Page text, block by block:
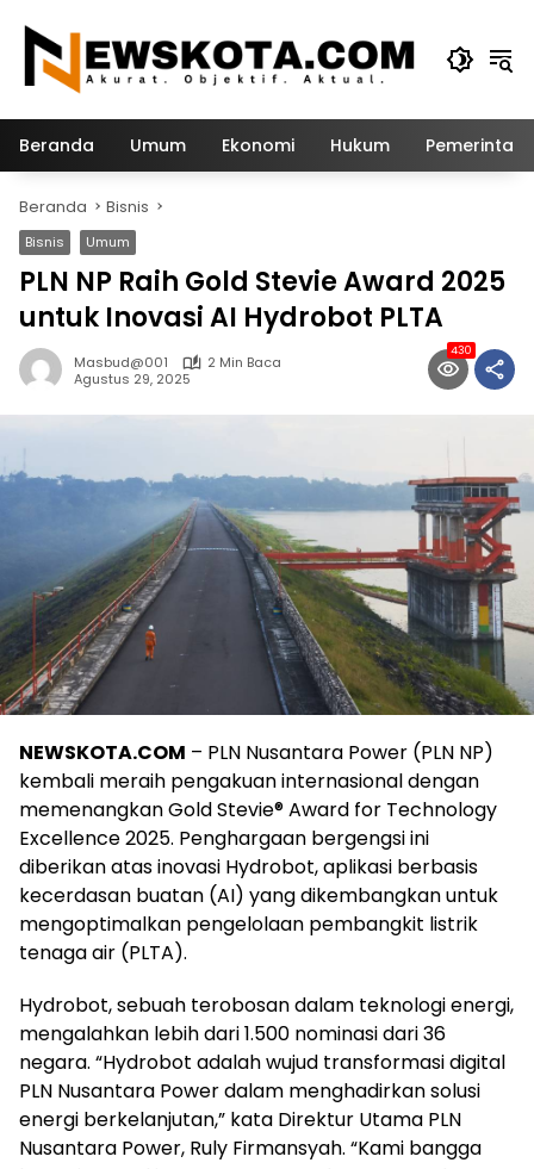
konten
Beranda Umum Ekonomi Hukum
Beranda Bisnis
Bisnis Umum
PLN NP Raih Gold Stevie Award 2025
untuk Inovasi AI Hydrobot PLTA
Masbud@001
2 Min Baca
Agustus 29, 2025
430
NEWSKOTA.COM – PLN Nusantara Power (PLN NP)
kembali meraih pengakuan internasional dengan
memenangkan Gold Stevie® Award for Technology
Excellence 2025. Penghargaan bergengsi ini
diberikan atas inovasi Hydrobot, aplikasi berbasis
kecerdasan buatan (AI) yang dikembangkan untuk
mengoptimalkan pengelolaan pembangkit listrik
tenaga air (PLTA).
Hydrobot, sebuah terobosan dalam teknologi energi,
mengalahkan lebih dari 1.500 nominasi dari 36
negara. “Hydrobot adalah wujud transformasi digital
PLN Nusantara Power dalam menghadirkan solusi
energi berkelanjutan,” kata Direktur Utama PLN
Nusantara Power, Ruly Firmansyah. “Kami bangga